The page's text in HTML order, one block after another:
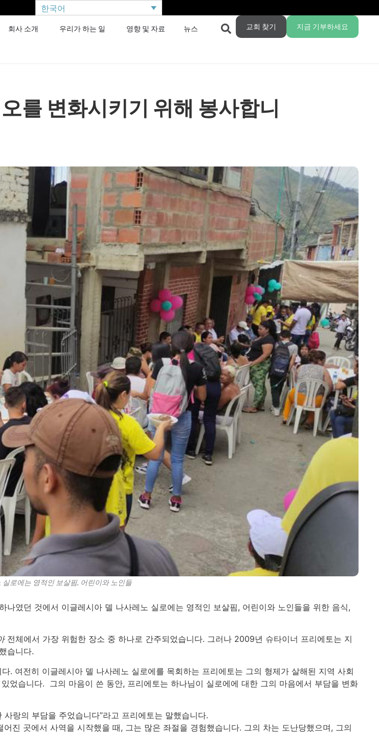
한국어
회사 소개 우리가 하는 일 영향 및 자료 뉴스 교회 찾기 지금 기부하세요
를 변화시키기 위해 봉사합니
로에는 영적인 보살핌, 어린이와 노인들
나였던 것에서 이글레시아 델 나사레노 실로에는 영적인 보살핌, 어린이와 노인들을 위한 음식,
전체에서 가장 위험한 장소 중 하나로 간주되었습니다. 그러나 2009년 슈타이너 프리에토는 지
습니다.
. 여전히 이글레시아 델 나사레노 실로에를 목회하는 프리에토는 그의 형제가 살해된 지역 사회
었습니다. 그의 마음이 쓴 동안, 프리에토는 하나님이 실로에에 대한 그의 마음에서 부담을 변화
랑의 부담을 주었습니다”라고 프리에토는 말했습니다.
진 곳에서 사역을 시작했을 때, 그는 많은 좌절을 경험했습니다. 그의 차는 도난당했으며, 그의